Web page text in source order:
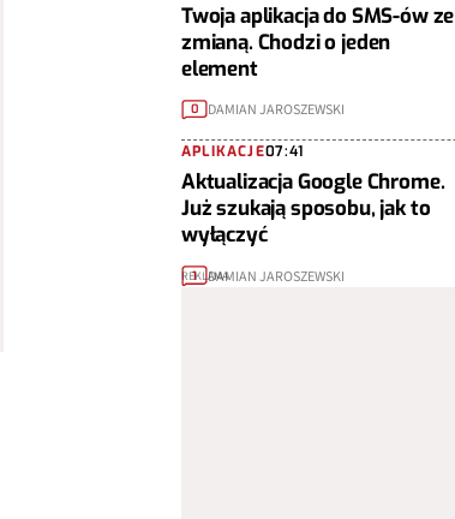
Twoja aplikacja do SMS-ów ze
zmianą. Chodzi o jeden
element
0 DAMIAN JAROSZEWSKI
APLIKACJE07:41
Aktualizacja Google Chrome.
Już szukają sposobu, jak to
wyłączyć
1 DAMIAN JAROSZEWSKI